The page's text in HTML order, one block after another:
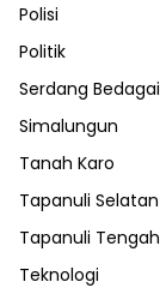
Polisi
Politik
Serdang Bedagai
Simalungun
Tanah Karo
Tapanuli Selatan
Tapanuli Tengah
Teknologi